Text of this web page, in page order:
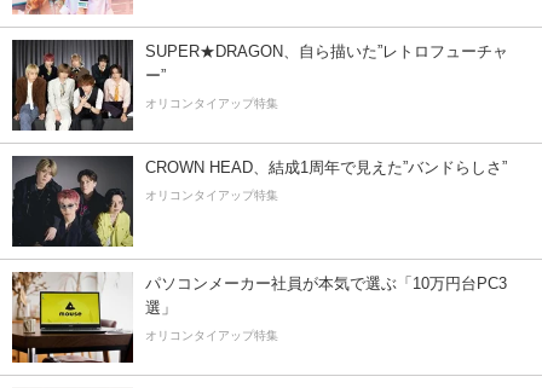
SUPER★DRAGON、自ら描いた”レトロフューチャ
ー”
オリコンタイアップ特集
CROWN HEAD、結成1周年で見えた”バンドらしさ”
オリコンタイアップ特集
パソコンメーカー社員が本気で選ぶ「10万円台PC3
選」
オリコンタイアップ特集